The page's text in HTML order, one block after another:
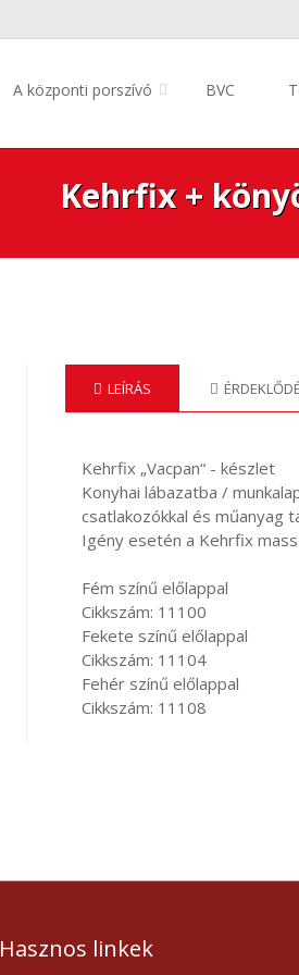
A központi porszívó BVC
Kehrfix +
LEÍRÁS
Kehrfix „Vacpan“ - készlet
Konyhai lábazatba /
csatlakozókkal és műanyag
Igény esetén a Kehrfix
Fém színű előlappal
Cikkszám: 11100
Fekete színű előlappal
Cikkszám: 11104
Fehér színű előlappal
Cikkszám: 11108
Hasznos linkek